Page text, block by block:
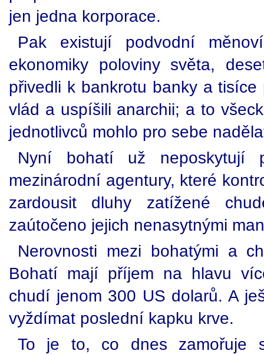
jen jedna korporace.
Pak existují podvodní
ekonomiky poloviny světa,
přivedli k bankrotu banky a
vlád a uspíšili anarchii; a to
jednotlivců mohlo pro sebe
Nyní bohatí už neposkytují
mezinárodní agentury, které
zardousit dluhy zatížené
zaútočeno jejich nenasytnými
Nerovnosti mezi bohatými a
Bohatí mají příjem na hlavu
chudí jenom 300 US dolarů. A
vyždímat poslední kapku krve.
To je to, co dnes zamořuje